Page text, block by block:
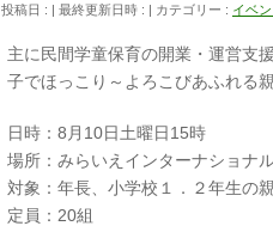
投稿日 : 最終更新日時 : カテゴリー : イベン
主に民間学童保育の開業・運営支
子でほっこり～よろこびあふれる
日時：8月10日土曜日15時
場所：みらいえインターナショ
対象：年長、小学校１．２年生の
定員：20組